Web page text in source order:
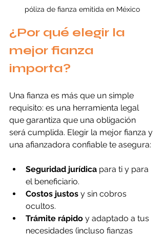
póliza de fianza emitida en México
¿Por qué elegir la
mejor fianza
importa?
Una fianza es más que un simple
requisito: es una herramienta legal
que garantiza que una obligación
será cumplida. Elegir la mejor fianza y
una afianzadora confiable te asegura:
Seguridad jurídica para ti y para
el beneficiario.
Costos justos y sin cobros
ocultos.
Trámite rápido y adaptado a tus
necesidades (incluso fianzas